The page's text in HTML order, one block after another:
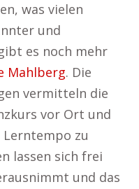
was vielen
und
es noch mehr
Mahlberg. Die
vermitteln die
vor Ort und
Lerntempo zu
lassen sich frei
und das